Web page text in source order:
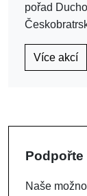
pořad
Více akcí
Podpořte
Naše